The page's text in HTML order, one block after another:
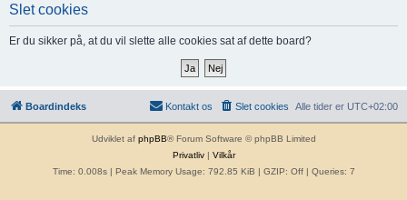
Slet cookies
Er du sikker på, at du vil slette alle cookies sat af dette board?
Boardindeks Alle tider er UTC+02:00
Slet cookies
Kontakt os
Udviklet af phpBB® Forum Software © phpBB Limited
Privatliv| Vilkår
Time: 0.008s| Peak Memory Usage: 792.85 KiB | GZIP: Off | Queries: 7